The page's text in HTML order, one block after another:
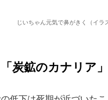
じいちゃん元気で鼻がきく（イラ
炭鉱のカナリア